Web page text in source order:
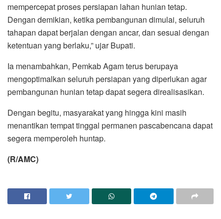
mempercepat proses persiapan lahan hunian tetap.
Dengan demikian, ketika pembangunan dimulai, seluruh
tahapan dapat berjalan dengan ancar, dan sesuai dengan
ketentuan yang berlaku,” ujar Bupati.
Ia menambahkan, Pemkab Agam terus berupaya
mengoptimalkan seluruh persiapan yang diperlukan agar
pembangunan hunian tetap dapat segera direalisasikan.
Dengan begitu, masyarakat yang hingga kini masih
menantikan tempat tinggal permanen pascabencana dapat
segera memperoleh huntap.
(R/AMC)